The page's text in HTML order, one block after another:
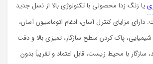
یا زنگ زدا محصولی با تکنولوژی بالا از نسل جدید
مزایای کنترل آسان، ادغام اتوماسیون آسان،
پاک کردن سطح سازگار، تمیزی بالا و دقت
سازگار با محیط زیست، قابل اعتماد و تقریباً بدون